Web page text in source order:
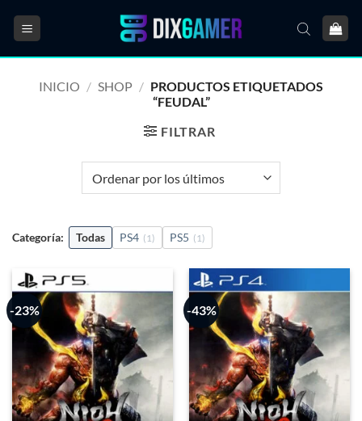
INICIO / SHOP / PRODUCTOS ETIQUETADOS
“FEUDAL”
FILTRAR
Categoría: Todas PS4 (1) PS5 (1)
-23% -43%